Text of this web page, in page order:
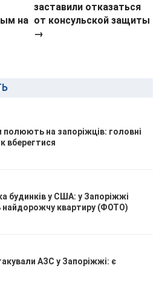
на
заставили отказаться
от консульской защиты
→
полюють на запоріжців: головні
вберегтися
будинків у США: у Запоріжжі
квартиру (ФОТО)
АЗС у Запоріжжі: є